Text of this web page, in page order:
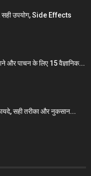
उपयोग, Side Effects
और पाचन के लिए 15 वैज्ञानिक...
सही तरीका और नुकसान...